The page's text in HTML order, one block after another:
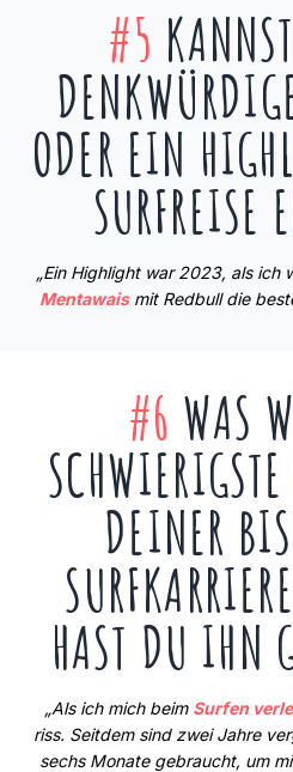
#5
ODER EIN
SURFREISE
„Ein Highlight war 2023, als ich
Mentawaismit Redbull die
#6 WAS
DEINER
HAST DU IHN
„Als ich mich beim Surfen
riss. Seitdem sind zwei Jahre
sechs Monate gebraucht, um